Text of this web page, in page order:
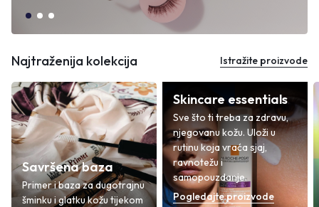
Najtraženija kolekcija Istražite proizvode
Savršena baza
Primer i baza za dugotrajnu
šminku i glatku kožu tijekom
Skincare essentials
Sve što ti treba za zdravu,
njegovanu kožu. Uloži u
rutinu koja vraća sjaj,
ravnotežu i
samopouzdanje.
Pogledajte proizvode